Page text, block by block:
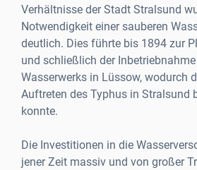
Verhältnisse der Stadt Stralsund
Notwendigkeit einer sauberen
deutlich. Dies führte bis 1894 zur
und schließlich der
Wasserwerks in Lüssow, wodurch
Auftreten des Typhus in Stralsund
konnte.
Die Investitionen in die
jener Zeit massiv und von großer